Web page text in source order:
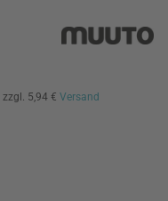
zzgl. 5,94 € Versand